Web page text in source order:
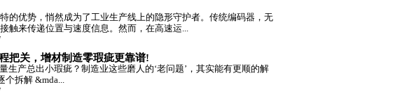
的优势，悄然成为了工业生产线上的隐形守护者。传统编码器，无
触来传递位置与速度信息。然而，在高速运...
把关，增材制造零瑕疵更靠谱!
生产总出小瑕疵？制造业这些磨人的‘老问题’，其实能有更顺的解
个拆解 &mda...